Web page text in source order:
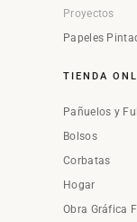
Proyectos
Papeles
TIENDA
Pañuelos y
Bolsos
Corbatas
Hogar
Obra Gráfica